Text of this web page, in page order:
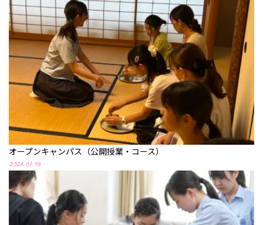
オープンキャンパス（公開授業・コース）
2026.07.16